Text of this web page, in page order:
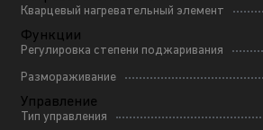
Кварцевый нагревательный элемент
Функции
Регулировка степени поджаривания
Размораживание
Управление
Тип управления